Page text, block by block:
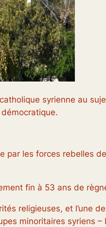
syrienne au
par les forces rebelles
fin à 53 ans de
religieuses, et l’une
minoritaires syriens